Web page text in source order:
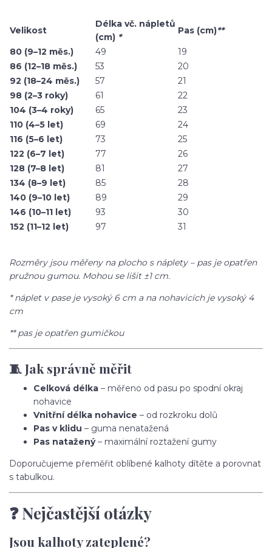
Velikost
Délka vč. nápletů
(cm) *
Pas (cm)**
80 (9–12 měs.)
49
19
86 (12–18 měs.)
53
20
92 (18–24 měs.)
57
21
98 (2–3 roky)
61
22
104 (3–4 roky)
65
23
110 (4–5 let)
69
24
116 (5–6 let)
73
25
122 (6–7 let)
77
26
128 (7–8 let)
81
27
134 (8–9 let)
85
28
140 (9–10 let)
89
29
146 (10–11 let)
93
30
152 (11–12 let)
97 31
Rozměry jsou měřeny na plocho s náplety – pas je opatřen
pružnou gumou. Mohou se lišit ±1 cm.
* náplet v pase je vysoký 6 cm a na nohavicích je vysoký 4
cm
** pas je opatřen gumičkou
🧵 Jak správně měřit
Celková délka – měřeno od pasu po spodní okraj
nohavice
Vnitřní délka nohavice – od rozkroku dolů
Pas v klidu – guma nenatažená
Pas natažený– maximální roztažení gumy
Doporučujeme přeměřit oblíbené kalhoty dítěte a porovnat
s tabulkou.
❓ Nejčastější otázky
Jsou kalhoty zateplené?